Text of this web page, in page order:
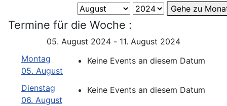
Gehe zu
Termine für die Woche :
05. August 2024 - 11. August 2024
Montag
05. August
Keine Events an diesem Datum
Dienstag
06. August
Keine Events an diesem Datum